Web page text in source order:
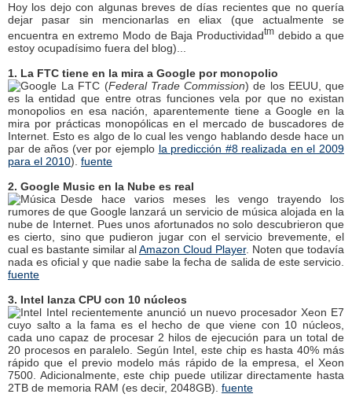
Hoy los dejo con algunas breves de días recientes que no quería
dejar pasar sin mencionarlas en eliax (que actualmente se
encuentra en extremo Modo de Baja Productividadtm debido a que
estoy ocupadísimo fuera del blog)...
1. La FTC tiene en la mira a Google por monopolio
La FTC (Federal Trade Commission) de los EEUU, que
es la entidad que entre otras funciones vela por que no existan
monopolios en esa nación, aparentemente tiene a Google en la
mira por prácticas monopólicas en el mercado de buscadores de
Internet. Esto es algo de lo cual les vengo hablando desde hace un
par de años (ver por ejemplo la predicción #8 realizada en el 2009
para el 2010). fuente
2. Google Music en la Nube es real
Desde hace varios meses les vengo trayendo los
rumores de que Google lanzará un servicio de música alojada en la
nube de Internet. Pues unos afortunados no solo descubrieron que
es cierto, sino que pudieron jugar con el servicio brevemente, el
cual es bastante similar alAmazon Cloud Player. Noten que todavía
nada es oficial y que nadie sabe la fecha de salida de este servicio.
fuente
3. Intel lanza CPU con 10 núcleos
Intel recientemente anunció un nuevo procesador Xeon E7
cuyo salto a la fama es el hecho de que viene con 10 núcleos,
cada uno capaz de procesar 2 hilos de ejecución para un total de
20 procesos en paralelo. Según Intel, este chip es hasta 40% más
rápido que el previo modelo más rápido de la empresa, el Xeon
7500. Adicionalmente, este chip puede utilizar directamente hasta
2TB de memoria RAM (es decir, 2048GB). fuente